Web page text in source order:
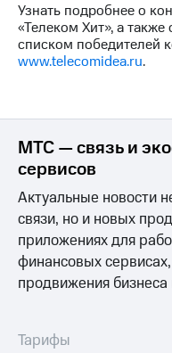
Узнать подробнее о
«Телеком Хит», а
списком победителей
www.telecomidea.ru.
МТС — связь и
сервисов
Актуальные новости
связи, но и новых
приложениях для
финансовых
продвижения
Тарифы